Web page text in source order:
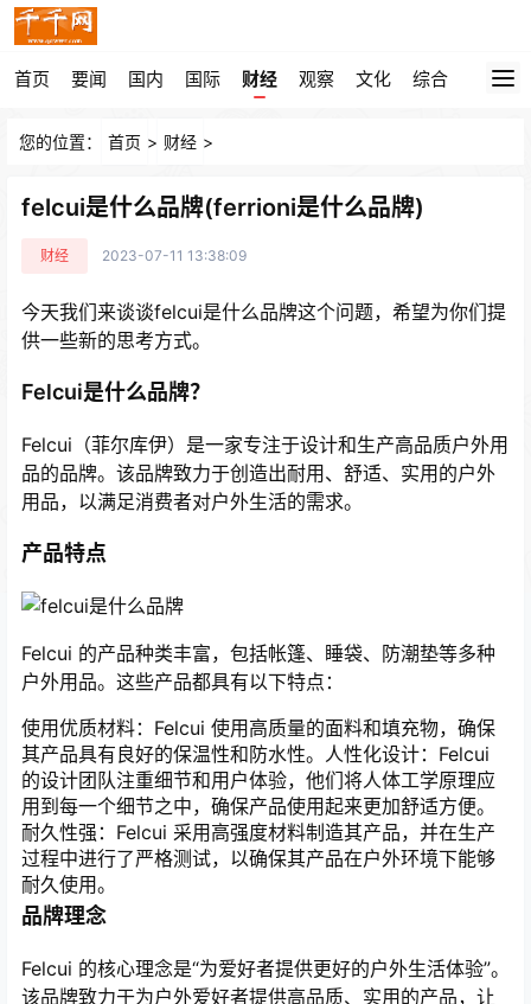
首页 要闻 国内 国际 财经 观察 文化 综合
您的位置： 首页 > 财经 >
felcui是什么品牌(ferrioni是什么品牌)
财经 2023-07-11 13:38:09
今天我们来谈谈felcui是什么品牌这个问题，希望为你们提
供一些新的思考方式。
Felcui是什么品牌？
Felcui（菲尔库伊）是一家专注于设计和生产高品质户外用
品的品牌。该品牌致力于创造出耐用、舒适、实用的户外
用品，以满足消费者对户外生活的需求。
产品特点
Felcui 的产品种类丰富，包括帐篷、睡袋、防潮垫等多种
户外用品。这些产品都具有以下特点：
使用优质材料：Felcui 使用高质量的面料和填充物，确保
其产品具有良好的保温性和防水性。人性化设计：Felcui
的设计团队注重细节和用户体验，他们将人体工学原理应
用到每一个细节之中，确保产品使用起来更加舒适方便。
耐久性强：Felcui 采用高强度材料制造其产品，并在生产
过程中进行了严格测试，以确保其产品在户外环境下能够
耐久使用。
品牌理念
Felcui 的核心理念是“为爱好者提供更好的户外生活体验”。
该品牌致力于为户外爱好者提供高品质、实用的产品，让